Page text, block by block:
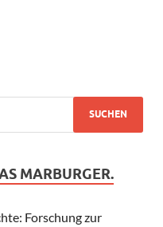
MARBURGER.
Forschung zur